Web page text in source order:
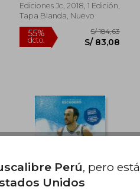
dcto. S/
Ediciones Jc, 2018, 1 Edición,
Tapa Blanda, Nuevo
Perú, pero
Unidos